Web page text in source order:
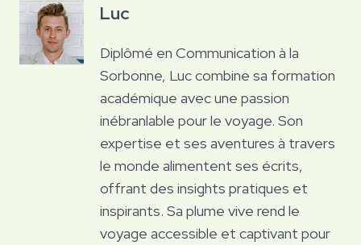
Luc
Diplômé en Communication à la
Sorbonne, Luc combine sa formation
académique avec une passion
inébranlable pour le voyage. Son
expertise et ses aventures à travers
le monde alimentent ses écrits,
offrant des insights pratiques et
inspirants. Sa plume vive rend le
voyage accessible et captivant pour